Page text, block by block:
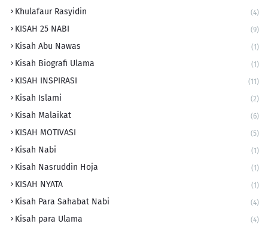
Khulafaur Rasyidin (4)
KISAH 25 NABI (9)
Kisah Abu Nawas (1)
Kisah Biografi Ulama (1)
KISAH INSPIRASI (11)
Kisah Islami (2)
Kisah Malaikat (6)
KISAH MOTIVASI (5)
Kisah Nabi (1)
Kisah Nasruddin Hoja (1)
KISAH NYATA (1)
Kisah Para Sahabat Nabi (4)
Kisah para Ulama (4)